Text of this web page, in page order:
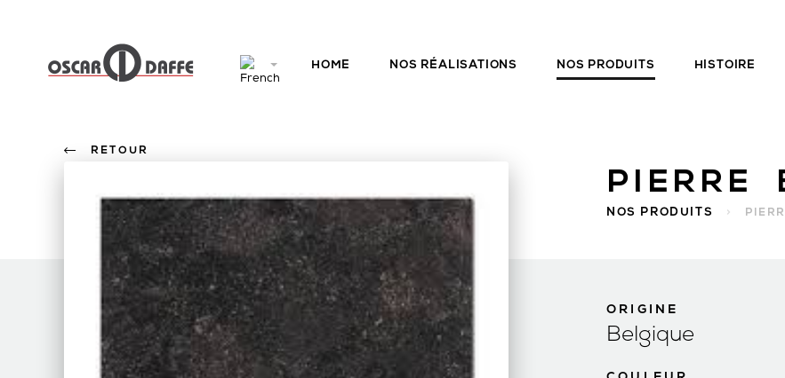
HOME NOS RÉALISATIONS NOS PRODUITS HISTOIRE
PIERRE
NOS PRODUITS >
RETOUR
ORIGINE
Belgique